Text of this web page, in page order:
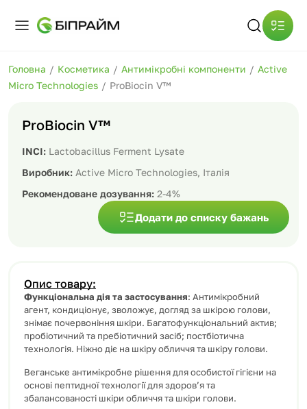
Головна / Косметика / Антимікробні компоненти / Active
Micro Technologies / ProBiocin V™
ProBiocin V™
INCI: Lactobacillus Ferment Lysate
Виробник: Active Micro Technologies, Італія
Рекомендоване дозування: 2-4%
Додати до списку бажань
Опис товару:
Функціональна дія та застосування: Антимікробний
агент, кондиціонує, зволожує, догляд за шкірою голови,
знімає почервоніння шкіри. Багатофункціональний актив;
пробіотичний та пребіотичний засіб; постбіотична
технологія. Ніжно діє на шкіру обличчя та шкіру голови.
Веганське антимікробне рішення для особистої гігієни на
основі пептидної технології для здоров’я та
збалансованості шкіри обличчя та шкіри голови.